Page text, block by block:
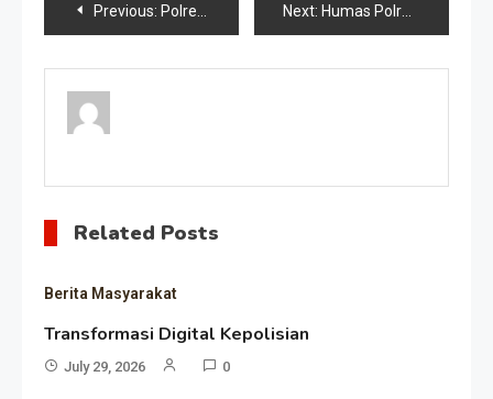
Post
navigation
Previous: Polres Dan Tokoh Agama Next: Humas Polres
Related Posts
Berita Masyarakat
Transformasi Digital Kepolisian
July 29, 2026 0